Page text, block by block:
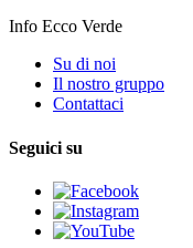
Info Ecco Verde
Su di noi
Il nostro gruppo
Contattaci
Seguici su